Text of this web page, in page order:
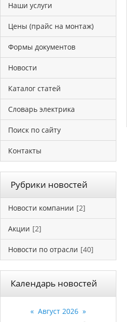
Наши услуги
Цены (прайс на монтаж)
Формы документов
Новости
Каталог статей
Словарь электрика
Поиск по сайту
Контакты
Рубрики новостей
Новости компании [2]
Акции [2]
Новости по отрасли [40]
Календарь новостей
« Август 2026 »